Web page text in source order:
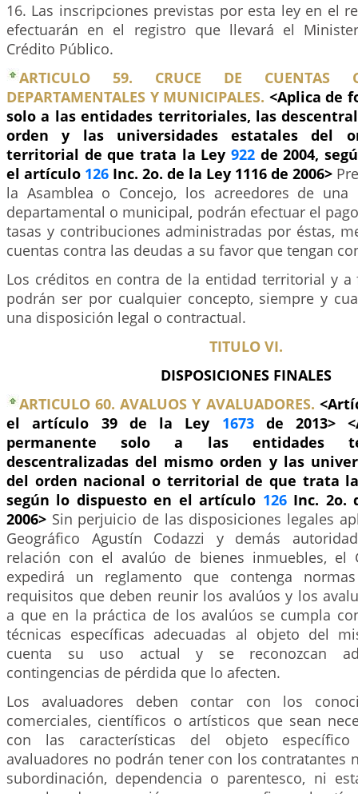
16. Las inscripciones previstas por esta ley en el
efectuarán en el registro que llevará el
Crédito Público.
ARTICULO 59. CRUCE DE CUENTAS
DEPARTAMENTALES Y MUNICIPALES. <Aplica de
solo a las entidades territoriales, las
orden y las universidades estatales del
territorial de que trata la Ley 922 de 2004,
el artículo 126 Inc. 2o. de la Ley 1116 de 2006>
la Asamblea o Concejo, los acreedores de
departamental o municipal, podrán efectuar el
tasas y contribuciones administradas por éstas,
cuentas contra las deudas a su favor que tengan
Los créditos en contra de la entidad territorial y a
podrán ser por cualquier concepto, siempre y
una disposición legal o contractual.
TITULO VI.
DISPOSICIONES FINALES
ARTICULO 60. AVALUOS Y AVALUADORES.
el artículo 39 de la Ley 1673de 2013>
permanente solo a las entidades
descentralizadas del mismo orden y las
del orden nacional o territorial de que trata
según lo dispuesto en el artículo 126Inc. 2o.
2006> Sin perjuicio de las disposiciones legales
Geográfico Agustín Codazzi y demás
relación con el avalúo de bienes inmuebles, el
expedirá un reglamento que contenga
requisitos que deben reunir los avalúos y los
a que en la práctica de los avalúos se cumpla
técnicas específicas adecuadas al objeto del
cuenta su uso actual y se reconozcan
contingencias de pérdida que lo afecten.
Los avaluadores deben contar con los
comerciales, científicos o artísticos que sean
con las características del objeto
avaluadores no podrán tener con los contratantes
subordinación, dependencia o parentesco, ni